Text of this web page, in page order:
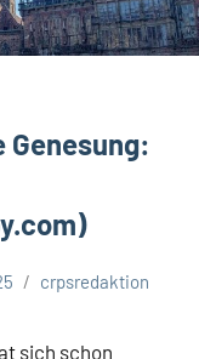
crpsredaktion
sich schon